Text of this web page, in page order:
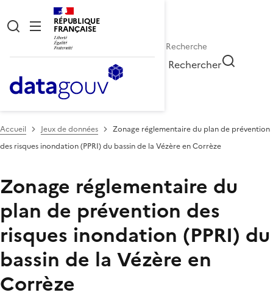
RÉPUBLIQUE
FRANÇAISE
Rechercher
Accueil Jeux de données
Zonage réglementaire du plan de prévention
des risques inondation (PPRI) du bassin de la Vézère en Corrèze
Zonage réglementaire du
plan de prévention des
risques inondation (PPRI) du
bassin de la Vézère en
Corrèze